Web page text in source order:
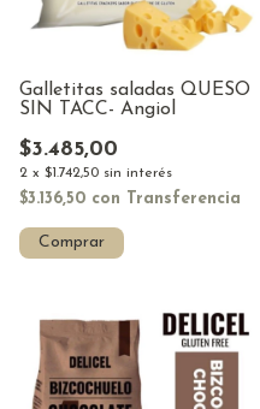
Galletitas saladas QUESO
SIN TACC- Angiol
$3.485,00
2 x $1.742,50 sin interés
$3.136,50 con Transferencia
Comprar